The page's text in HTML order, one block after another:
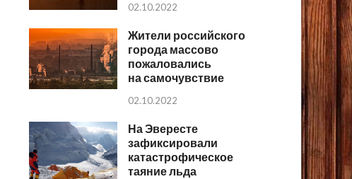
02.10.2022
Жители российского
города массово
пожаловались
на самочувствие
02.10.2022
На Эвересте
зафиксировали
катастрофическое
таяние льда